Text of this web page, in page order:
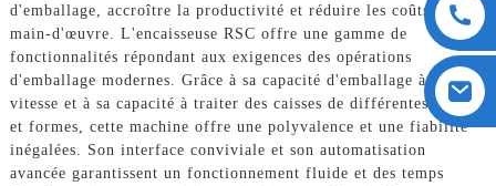
d'emballage, accroître la productivité et réduire les coûts de
main-d'œuvre. L'encaisseuse RSC offre une gamme de
fonctionnalités répondant aux exigences des opérations
d'emballage modernes. Grâce à sa capacité d'emballage à grande
vitesse et à sa capacité à traiter des caisses de différentes tailles
et formes, cette machine offre une polyvalence et une fiabilité
inégalées. Son interface conviviale et son automatisation
avancée garantissent un fonctionnement fluide et des temps